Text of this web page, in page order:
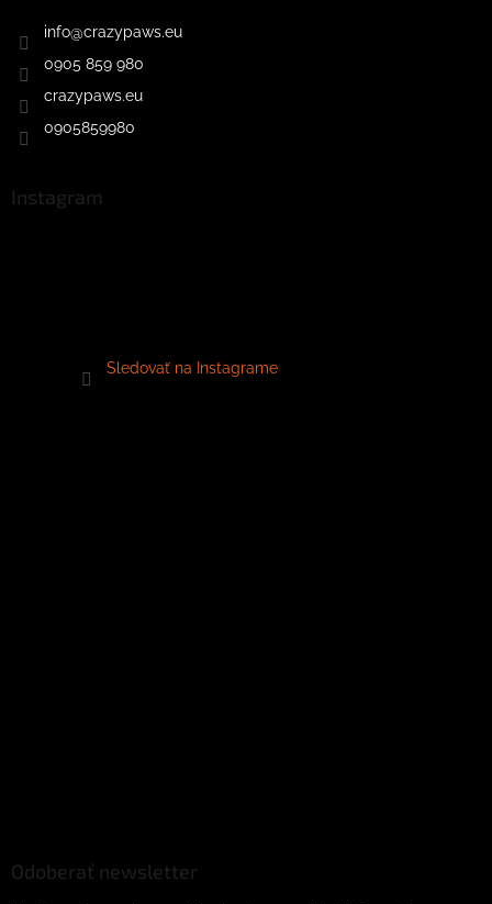
info@crazypaws.eu
0905 859 980
crazypaws.eu
0905859980
Instagram
Sledovať na Instagrame
Odoberať newsletter